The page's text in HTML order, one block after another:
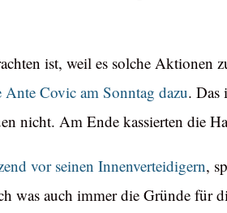
ist, weil es solche Aktionen
Ante Covic am Sonntag dazu. Das
nicht. Am Ende kassierten die
vor seinen Innenverteidigern,
was auch immer die Gründe für